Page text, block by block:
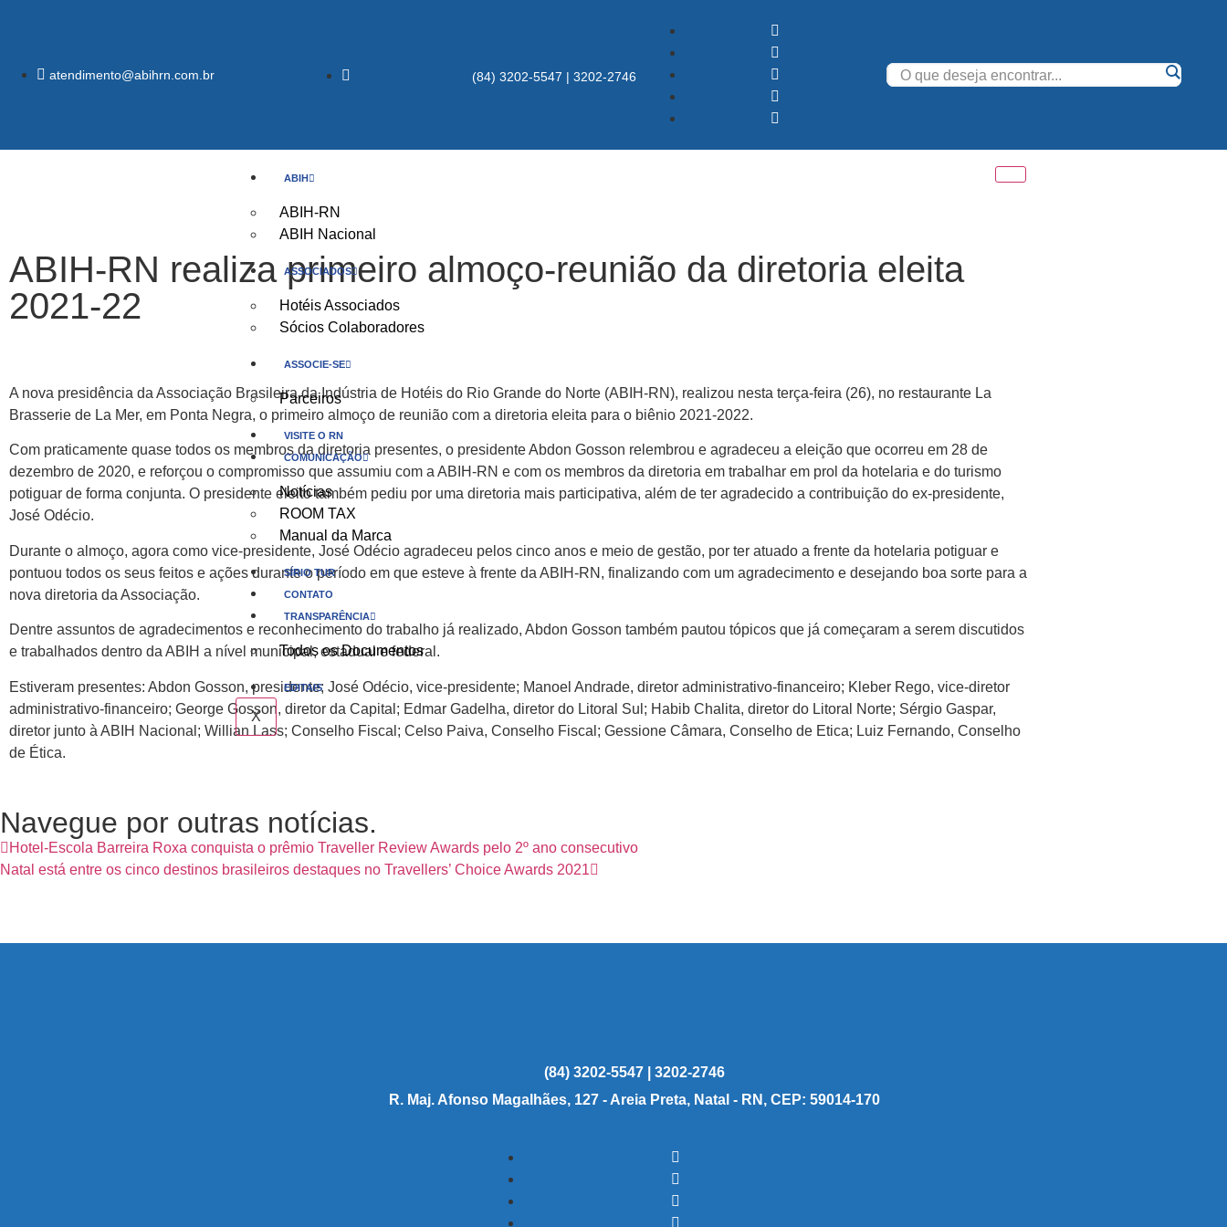
atendimento@abihrn.com.br (84) 3202-5547 | 3202-2746
ABIH
ABIH-RN
ABIH Nacional
ASSOCIADOS
Hotéis Associados
Sócios Colaboradores
ASSOCIE-SE
Parceiros
VISITE O RN
COMUNICAÇÃO
Notícias
ROOM TAX
Manual da Marca
SÍRIO TUR
CONTATO
TRANSPARÊNCIA
Todos os Documentos
EDITAIS
X
ABIH-RN realiza primeiro almoço-reunião da diretoria eleita
2021-22
A nova presidência da Associação Brasileira da Indústria de Hotéis do Rio Grande do Norte (ABIH-RN), realizou nesta terça-feira (26), no restaurante La
Brasserie de La Mer, em Ponta Negra, o primeiro almoço de reunião com a diretoria eleita para o biênio 2021-2022.
Com praticamente quase todos os membros da diretoria presentes, o presidente Abdon Gosson relembrou e agradeceu a eleição que ocorreu em 28 de
dezembro de 2020, e reforçou o compromisso que assumiu com a ABIH-RN e com os membros da diretoria em trabalhar em prol da hotelaria e do turismo
potiguar de forma conjunta. O presidente eleito também pediu por uma diretoria mais participativa, além de ter agradecido a contribuição do ex-presidente,
José Odécio.
Durante o almoço, agora como vice-presidente, José Odécio agradeceu pelos cinco anos e meio de gestão, por ter atuado a frente da hotelaria potiguar e
pontuou todos os seus feitos e ações durante o período em que esteve à frente da ABIH-RN, finalizando com um agradecimento e desejando boa sorte para a
nova diretoria da Associação.
Dentre assuntos de agradecimentos e reconhecimento do trabalho já realizado, Abdon Gosson também pautou tópicos que já começaram a serem discutidos
e trabalhados dentro da ABIH a nível municipal, estadual e federal.
Estiveram presentes: Abdon Gosson, presidente; José Odécio, vice-presidente; Manoel Andrade, diretor administrativo-financeiro; Kleber Rego, vice-diretor
administrativo-financeiro; George Gosson, diretor da Capital; Edmar Gadelha, diretor do Litoral Sul; Habib Chalita, diretor do Litoral Norte; Sérgio Gaspar,
diretor junto à ABIH Nacional; Willian Lass; Conselho Fiscal; Celso Paiva, Conselho Fiscal; Gessione Câmara, Conselho de Etica; Luiz Fernando, Conselho
de Ética.
Navegue por outras notícias.
Hotel-Escola Barreira Roxa conquista o prêmio Traveller Review Awards pelo 2º ano consecutivo
Natal está entre os cinco destinos brasileiros destaques no Travellers’ Choice Awards 2021
(84) 3202-5547 | 3202-2746
R. Maj. Afonso Magalhães, 127 - Areia Preta, Natal - RN, CEP: 59014-170